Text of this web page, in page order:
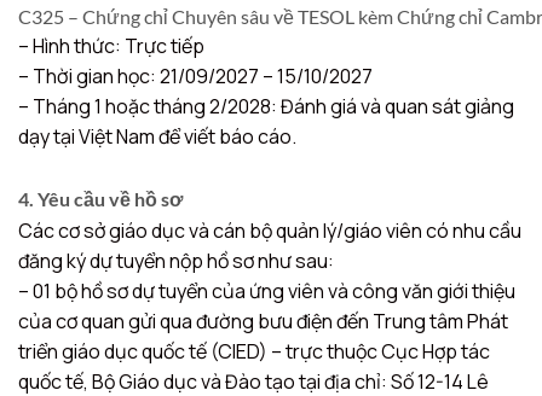
C325 – Chứng chỉ Chuyên sâu về TESOL kèm Chứng chỉ
– Hình thức: Trực tiếp
– Thời gian học: 21/09/2027 – 15/10/2027
– Tháng 1 hoặc tháng 2/2028: Đánh giá và quan sát giảng
dạy tại Việt Nam để viết báo cáo.
4. Yêu cầu về hồ sơ
Các cơ sở giáo dục và cán bộ quản lý/giáo viên có nhu cầu
đăng ký dự tuyển nộp hồ sơ như sau:
– 01 bộ hồ sơ dự tuyển của ứng viên và công văn giới thiệu
của cơ quan gửi qua đường bưu điện đến Trung tâm Phát
triển giáo dục quốc tế (CIED) – trực thuộc Cục Hợp tác
quốc tế, Bộ Giáo dục và Đào tạo tại địa chỉ: Số 12-14 Lê